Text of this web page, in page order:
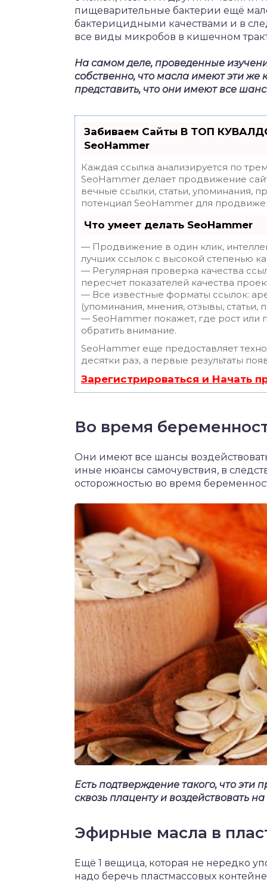
пищеварительные бактерии ещё
бактерицидными качествами и в
все виды микробов в кишечном
На самом деле, проведенные
собственно, что масла имеют эти же
представить, что они имеют все
Забиваем Сайты В ТОП
SeoHammer
Каждая ссылка анализируется по
SeoHammer делает продвижение
вечные ссылки, статьи, упоминания,
потенциал SeoHammer для
Что умеет делать SeoHammer
— Продвижение в один клик,
лучших ссылок с высокой степенью
— Регулярная проверка качества
пересчет показателей качества
— Все известные форматы ссылок:
(упоминания, мнения, отзывы, статьи,
— SeoHammer покажет, где рост или
обратить внимание.
SeoHammer еще предоставляет
десятки раз, а первые результаты
Зарегистрироваться и Начать
Во время
Они имеют все шансы
иные нюансы самочувствия, в
осторожностью во время
Есть подтверждение такого, что
сквозь плаценту и воздействовать
Эфирные масла в
Ещё 1 вещица, которая не нередко
надо беречь пластмассовых